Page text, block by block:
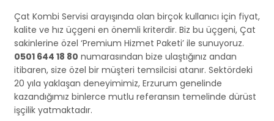
Çat Kombi Servisi arayışında olan birçok kullanıcı için fiyat,
kalite ve hız üçgeni en önemli kriterdir. Biz bu üçgeni, Çat
sakinlerine özel ‘Premium Hizmet Paketi’ ile sunuyoruz.
0501 644 18 80 numarasından bize ulaştığınız andan
itibaren, size özel bir müşteri temsilcisi atanır. Sektördeki
20 yıla yaklaşan deneyimimiz, Erzurum genelinde
kazandığımız binlerce mutlu referansın temelinde dürüst
işçilik yatmaktadır.